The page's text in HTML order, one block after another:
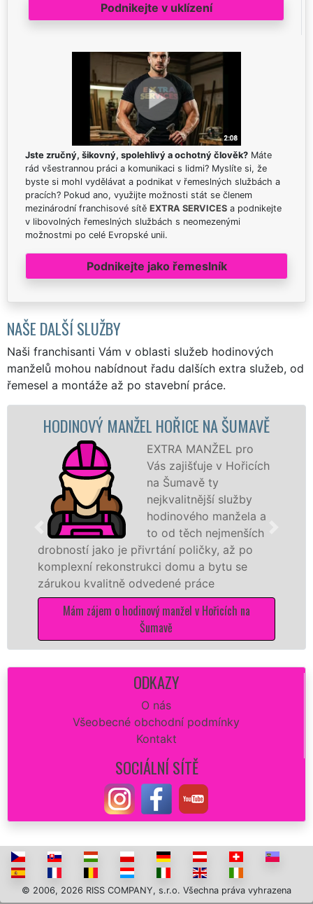
Podnikejte v uklízení
Jste zručný, šikovný, spolehlivý a ochotný člověk? Máte
rád všestrannou práci a komunikaci s lidmi? Myslíte si, že
byste si mohl vydělávat a podnikat v řemeslných službách a
pracích? Pokud ano, využijte možnosti stát se členem
mezinárodní franchisové sítě EXTRA SERVICES a podnikejte
v libovolných řemeslných službách s neomezenými
možnostmi po celé Evropské unii.
Podnikejte jako řemeslník
NAŠE DALŠÍ SLUŽBY
Naši franchisanti Vám v oblasti služeb hodinových
manželů mohou nabídnout řadu dalších extra služeb, od
řemesel a montáže až po stavební práce.
HODINOVÝ MANŽEL HOŘICE NA ŠUMAVĚ
EXTRA MANŽEL pro
Vás zajišťuje v Hořicích
na Šumavě ty
nejkvalitnější služby
hodinového manžela a
to od těch nejmenších
drobností jako je přivrtání poličky, až po
komplexní rekonstrukci domu a bytu se
zárukou kvalitně odvedené práce
Mám zájem o hodinový manžel v Hořicích na
Šumavě
ODKAZY
O nás
Všeobecné obchodní podmínky
Kontakt
SOCIÁLNÍ SÍTĚ